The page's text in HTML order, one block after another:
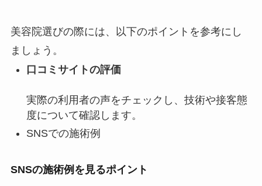
美容院選びの際には、以下のポイントを参考にし
ましょう。
口コミサイトの評価
実際の利用者の声をチェックし、技術や接客態
度について確認します。
SNSでの施術例
SNSの施術例を見るポイント